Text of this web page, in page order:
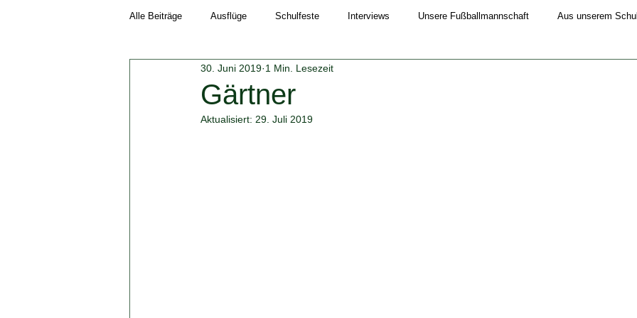
Alle Beiträge Ausflüge Schulfeste Interviews Unsere Fußballmannschaft Aus unserem
Schuljahr 2018/19 Neuigkeiten
Gärtner
30. Juni 2019 1 Min. Lesezeit
Aktualisiert: 29. Juli 2019